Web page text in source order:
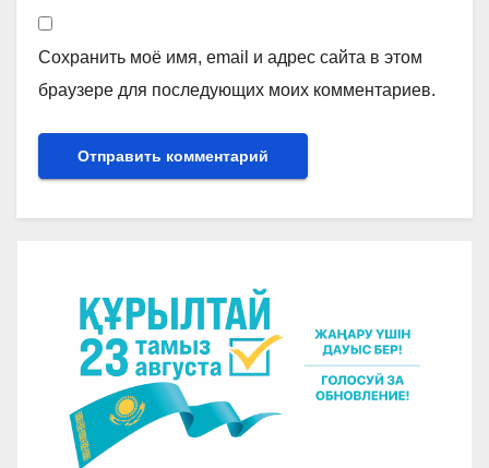
Сохранить моё имя, email и адрес сайта в этом
браузере для последующих моих комментариев.